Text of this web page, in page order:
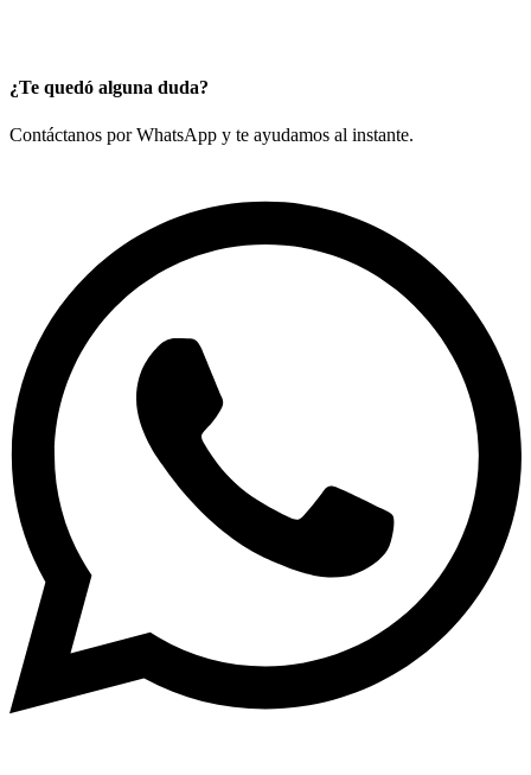
¿Te quedó alguna duda?
Contáctanos por WhatsApp y te ayudamos al instante.